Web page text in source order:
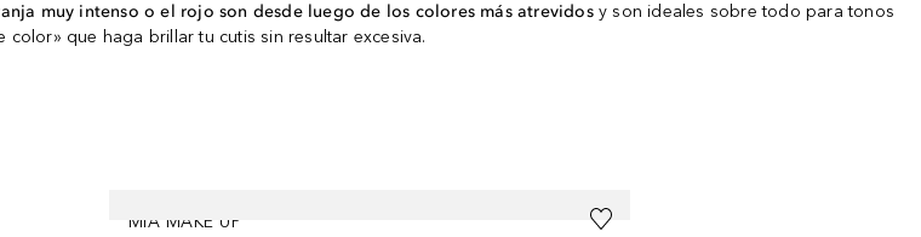
muy intenso o el rojo son desde luego de los colores más atrevidosy son ideales sobre todo para tonos
que haga brillar tu cutis sin resultar excesiva.
MIA MAKE UP